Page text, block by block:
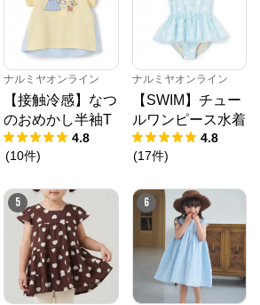
ナルミヤオンライン
【接触冷感】なつ
のおめかし半袖T
4.8
(10件)
ナルミヤオンライン
【SWIM】チュー
ルワンピース水着
4.8
(17件)
5 6
イン公式通販ショップ。人気子供服メ
ィマイン、ラブトキシック、アナスイ
ンド、全商品をご覧いただけます。